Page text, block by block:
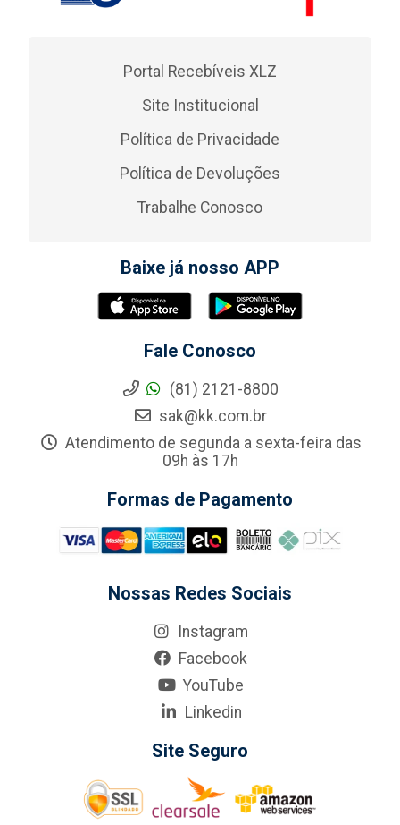
Portal Recebíveis XLZ
Site Institucional
Política de Privacidade
Política de Devoluções
Trabalhe Conosco
Baixe já nosso APP
Fale Conosco
(81) 2121-8800
sak@kk.com.br
Atendimento de segunda a sexta-feira das
09h às 17h
Formas de Pagamento
Nossas Redes Sociais
Instagram
Facebook
YouTube
Linkedin
Site Seguro